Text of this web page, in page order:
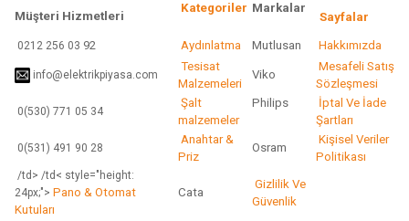
Müşteri Hizmetleri
Kategoriler Markalar
Sayfalar
0212 256 03 92 Aydınlatma Mutlusan Hakkımızda
info@elektrikpiyasa.com
Tesisat
Malzemeleri
Viko
Mesafeli Satış
Sözleşmesi
0(530) 771 05 34
Şalt
malzemeler
Philips
İptal Ve İade
Şartları
0(531) 491 90 28
Anahtar &
Priz
Osram
Kişisel Veriler
Politikası
/td> /td< style="height:
24px;"> Pano & Otomat
Kutuları
Cata
Gizlilik Ve
Güvenlik